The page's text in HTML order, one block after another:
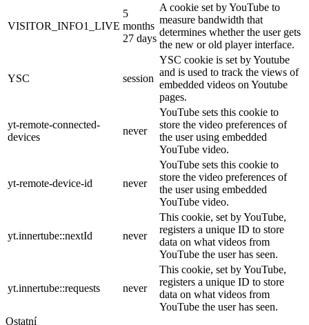
VISITOR_INFO1_LIVE
5
months
27 days
A cookie set by YouTube to
measure bandwidth that
determines whether the user gets
the new or old player interface.
YSC session
YSC cookie is set by Youtube
and is used to track the views of
embedded videos on Youtube
pages.
yt-remote-connected-
devices
never
YouTube sets this cookie to
store the video preferences of
the user using embedded
YouTube video.
yt-remote-device-id never
YouTube sets this cookie to
store the video preferences of
the user using embedded
YouTube video.
yt.innertube::nextId never
This cookie, set by YouTube,
registers a unique ID to store
data on what videos from
YouTube the user has seen.
yt.innertube::requests never
This cookie, set by YouTube,
registers a unique ID to store
data on what videos from
YouTube the user has seen.
Ostatní